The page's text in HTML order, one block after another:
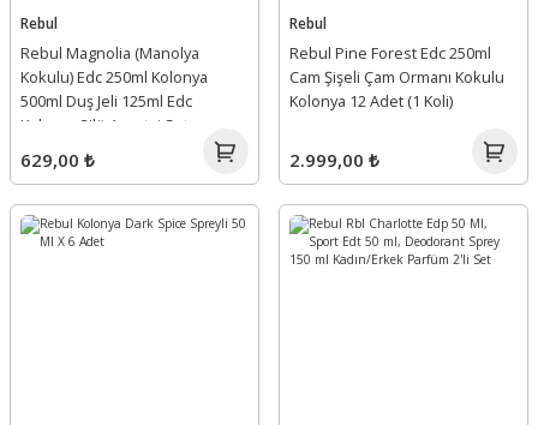
Rebul
Rebul Magnolia (Manolya
Kokulu) Edc 250ml Kolonya
500ml Duş Jeli 125ml Edc
Kolonya 3'lü Avantaj Set
629,00 ₺
Rebul
Rebul Pine Forest Edc 250ml
Cam Şişeli Çam Ormanı Kokulu
Kolonya 12 Adet (1 Koli)
2.999,00 ₺